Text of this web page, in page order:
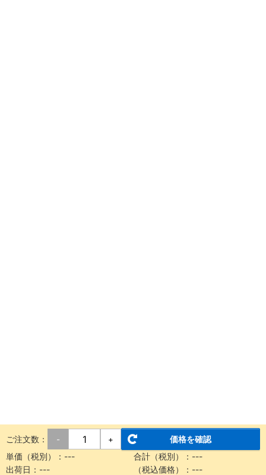
ご注文数： - +
価格を確認
単価（税別）： --- 合計（税別）： ---
出荷日： --- （税込価格）： ---